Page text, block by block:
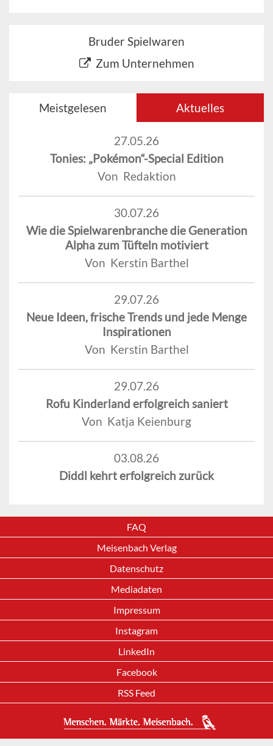
Bruder Spielwaren
Zum Unternehmen
Meistgelesen Aktuelles
27.05.26
Tonies: „Pokémon“-Special Edition
Von Redaktion
30.07.26
Wie die Spielwarenbranche die Generation
Alpha zum Tüfteln motiviert
Von Kerstin Barthel
29.07.26
Neue Ideen, frische Trends und jede Menge
Inspirationen
Von Kerstin Barthel
29.07.26
Rofu Kinderland erfolgreich saniert
Von Katja Keienburg
03.08.26
Diddl kehrt erfolgreich zurück
FAQ
Meisenbach Verlag
Datenschutz
Mediadaten
Impressum
Instagram
LinkedIn
Facebook
RSS Feed